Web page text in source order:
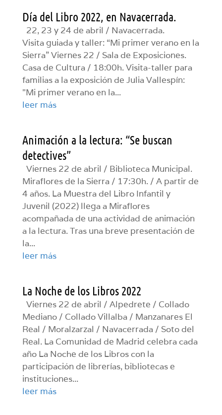
Día del Libro 2022, en Navacerrada.
22, 23 y 24 de abril / Navacerrada.
Visita guiada y taller: “Mi primer verano en la
Sierra” Viernes 22 / Sala de Exposiciones.
Casa de Cultura / 18:00h. Visita-taller para
familias a la exposición de Julia Vallespín:
"Mi primer verano en la...
leer más
Animación a la lectura: “Se buscan
detectives”
Viernes 22 de abril / Biblioteca Municipal.
Miraflores de la Sierra / 17:30h. / A partir de
4 años. La Muestra del Libro Infantil y
Juvenil (2022) llega a Miraflores
acompañada de una actividad de animación
a la lectura. Tras una breve presentación de
la...
leer más
La Noche de los Libros 2022
Viernes 22 de abril / Alpedrete / Collado
Mediano / Collado Villalba / Manzanares El
Real / Moralzarzal / Navacerrada / Soto del
Real. La Comunidad de Madrid celebra cada
año La Noche de los Libros con la
participación de librerías, bibliotecas e
instituciones...
leer más